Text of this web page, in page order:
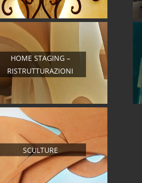
HOME STAGING –
RISTRUTTURAZIONI
SCULTURE